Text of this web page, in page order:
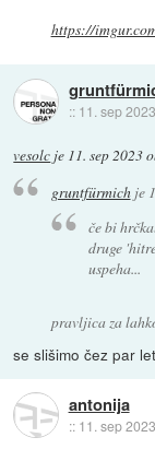
https://
:: 11. sep
vesolc je 11. sep 2023
gruntfürmichje
če bi
druge
uspeha...
pravljica za
se slišimo čez par
antonija
:: 11. sep